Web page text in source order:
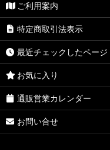
ご利用案内
特定商取引法表示
最近チェックしたページ
お気に入り
通販営業カレンダー
お問い合せ